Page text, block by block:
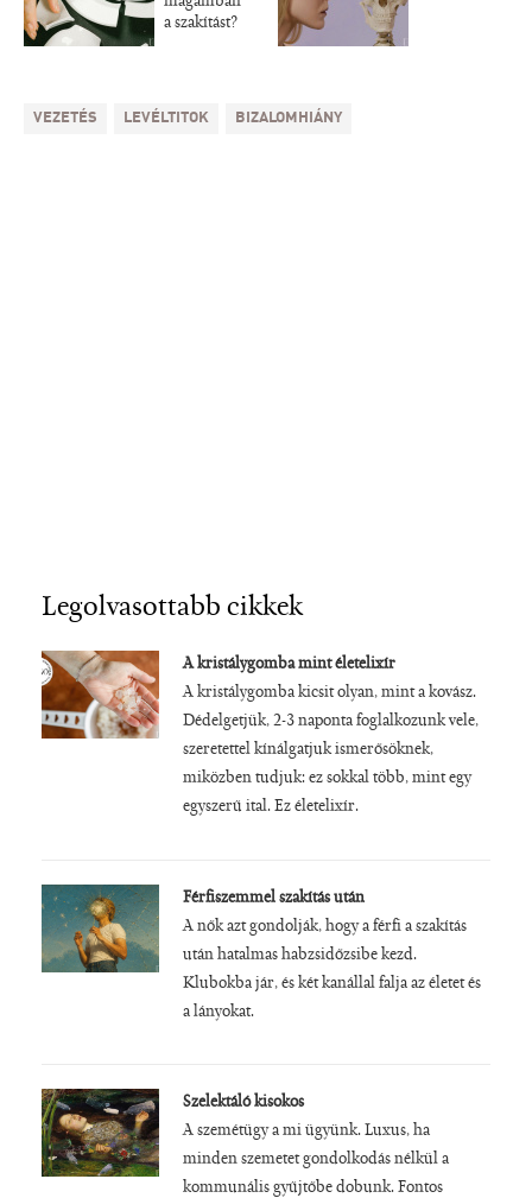
a szakítást?
VEZETÉS LEVÉLTITOK BIZALOMHIÁNY
Legolvasottabb cikkek
A kristálygomba mint életelixír
A kristálygomba kicsit olyan, mint a kovász.
Dédelgetjük, 2-3 naponta foglalkozunk vele,
szeretettel kínálgatjuk ismerősöknek,
miközben tudjuk: ez sokkal több, mint egy
egyszerű ital. Ez életelixír.
Férfiszemmel szakítás után
A nők azt gondolják, hogy a férfi a szakítás
után hatalmas habzsidőzsibe kezd.
Klubokba jár, és két kanállal falja az életet és
a lányokat.
Szelektáló kisokos
A szemétügy a mi ügyünk. Luxus, ha
minden szemetet gondolkodás nélkül a
kommunális gyűjtőbe dobunk. Fontos